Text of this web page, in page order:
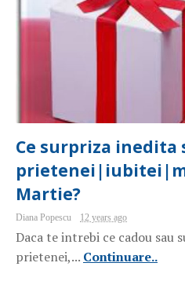
Ce surpriza inedita
Martie?
Diana Popescu 12 years ago
Daca te intrebi ce cadou sau
prietenei,... Continuare..